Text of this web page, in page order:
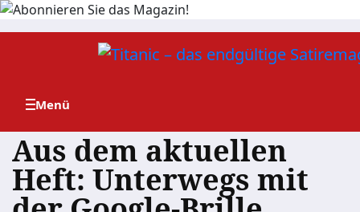
Zum
Aus dem aktuellen
Heft: Unterwegs mit